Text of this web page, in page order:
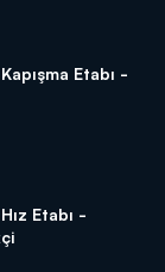
Etabı -
Etabı -